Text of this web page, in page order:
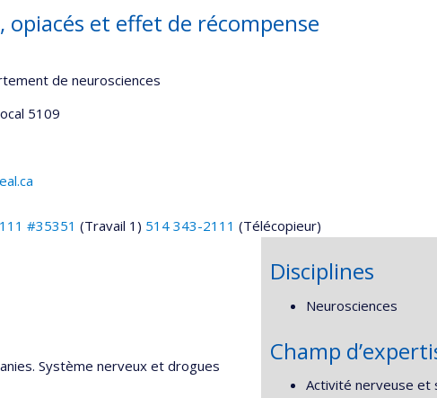
opiacés et effet de récompense
de neurosciences
5109
#35351 (Travail 1) 514 343-2111 (Télécopieur)
Système nerveux et drogues
Disciplines
Neurosciences
Champ
Activité nerveuse et